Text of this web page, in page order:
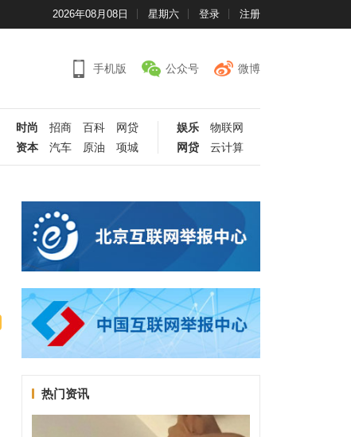
2026年08月08日 星期六 登录 注册
手机版 公众号 微博
时尚 招商 百科
网贷
资本
汽车 原油 项城
娱乐
物联网
网贷
云计算
热门资讯